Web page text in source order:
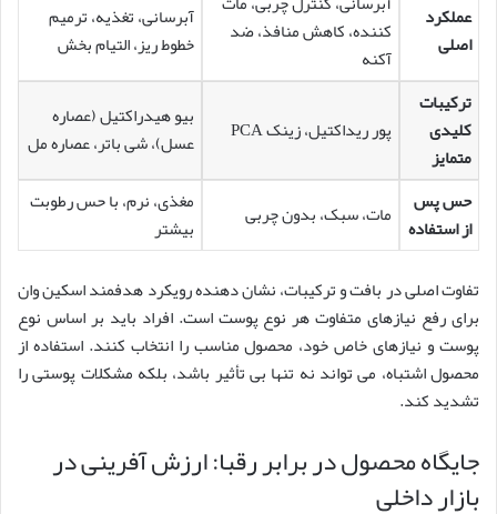
عملکرد
اصلی
کننده، کاهش منافذ، ضد
آکنه
آبرسانی، تغذیه، ترمیم
خطوط ریز، التیام بخش
ترکیبات
کلیدی
متمایز
پور ریداکتیل، زینک PCA
بیو هیدراکتیل (عصاره
عسل)، شی باتر، عصاره مل
حس پس
از استفاده مات، سبک، بدون چربی
مغذی، نرم، با حس رطوبت
بیشتر
تفاوت اصلی در بافت و ترکیبات، نشان دهنده رویکرد هدفمند اسکین وان
برای رفع نیازهای متفاوت هر نوع پوست است. افراد باید بر اساس نوع
پوست و نیازهای خاص خود، محصول مناسب را انتخاب کنند. استفاده از
محصول اشتباه، می تواند نه تنها بی تأثیر باشد، بلکه مشکلات پوستی را
تشدید کند.
جایگاه محصول در برابر رقبا: ارزش آفرینی در
بازار داخلی